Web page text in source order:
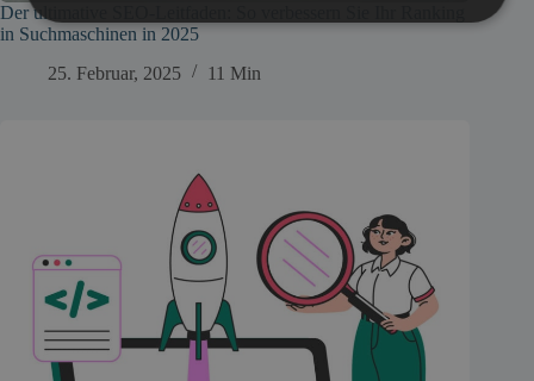
Der ultimative SEO-Leitfaden: So verbessern Sie Ihr Ranking
in Suchmaschinen in 2025
25. Februar, 2025
11 Min